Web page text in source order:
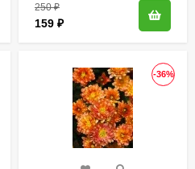
250₽
159 ₽
-36%